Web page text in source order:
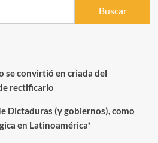
se convirtió en criada del
rectificarlo
Dictaduras (y gobiernos), como
en Latinoamérica*